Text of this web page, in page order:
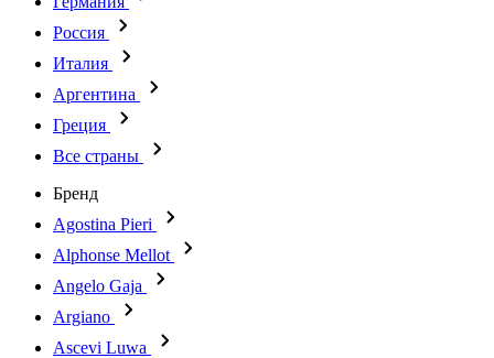
Россия
Италия
Аргентина
Греция
Все страны
Бренд
Agostina Pieri
Alphonse Mellot
Angelo Gaja
Argiano
Ascevi Luwa